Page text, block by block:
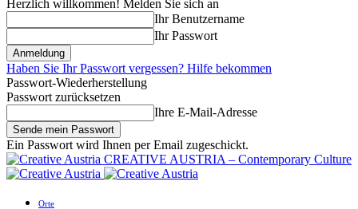
Herzlich willkommen! Melden Sie sich an
Ihr Benutzername
Ihr Passwort
Haben Sie Ihr Passwort vergessen? Hilfe bekommen
Passwort-Wiederherstellung
Passwort zurücksetzen
Ihre E-Mail-Adresse
Ein Passwort wird Ihnen per Email zugeschickt.
CREATIVE AUSTRIA – Contemporary Culture
Orte